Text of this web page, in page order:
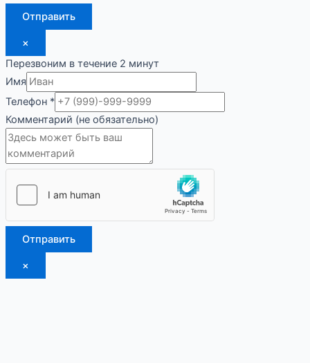
Отправить
×
Перезвоним в течение 2 минут
Имя
(не
Телефон
Комментарий
Телефон *
Комментарий (не обязательно)
Отправить
×